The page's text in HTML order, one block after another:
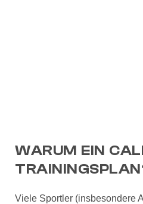
WARUM EIN
Viele Sportler (insbesondere